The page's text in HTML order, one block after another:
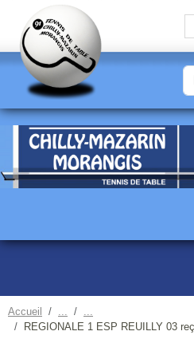
Accueil
REGIONALE 1 ESP REUILLY 03
Panneau de gestion des cookies